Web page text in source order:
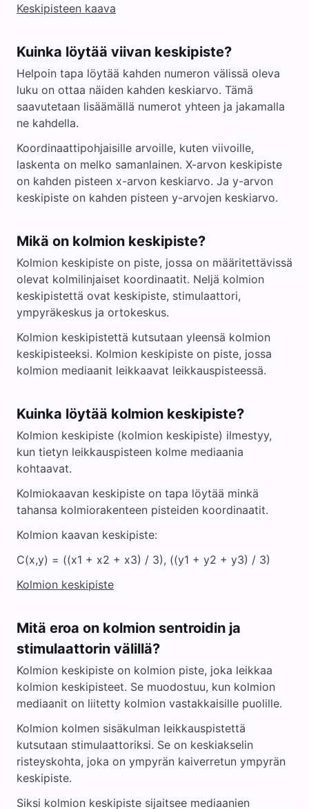
Keskipisteen kaava
Kuinka löytää viivan keskipiste?
Helpoin tapa löytää kahden numeron välissä oleva
luku on ottaa näiden kahden keskiarvo. Tämä
saavutetaan lisäämällä numerot yhteen ja jakamalla
ne kahdella.
Koordinaattipohjaisille arvoille, kuten viivoille,
laskenta on melko samanlainen. X-arvon keskipiste
on kahden pisteen x-arvon keskiarvo. Ja y-arvon
keskipiste on kahden pisteen y-arvojen keskiarvo.
Mikä on kolmion keskipiste?
Kolmion keskipiste on piste, jossa on määritettävissä
olevat kolmilinjaiset koordinaatit. Neljä kolmion
keskipistettä ovat keskipiste, stimulaattori,
ympyräkeskus ja ortokeskus.
Kolmion keskipistettä kutsutaan yleensä kolmion
keskipisteeksi. Kolmion keskipiste on piste, jossa
kolmion mediaanit leikkaavat leikkauspisteessä.
Kuinka löytää kolmion keskipiste?
Kolmion keskipiste (kolmion keskipiste) ilmestyy,
kun tietyn leikkauspisteen kolme mediaania
kohtaavat.
Kolmiokaavan keskipiste on tapa löytää minkä
tahansa kolmiorakenteen pisteiden koordinaatit.
Kolmion kaavan keskipiste:
C(x,y) = ((x1 + x2 + x3) / 3), ((y1 + y2 + y3) / 3)
Kolmion keskipiste
Mitä eroa on kolmion sentroidin ja
stimulaattorin välillä?
Kolmion keskipiste on kolmion piste, joka leikkaa
kolmion keskipisteet. Se muodostuu, kun kolmion
mediaanit on liitetty kolmion vastakkaisille puolille.
Kolmion kolmen sisäkulman leikkauspistettä
kutsutaan stimulaattoriksi. Se on keskiakselin
risteyskohta, joka on ympyrän kaiverretun ympyrän
keskipiste.
Siksi kolmion keskipiste sijaitsee mediaanien